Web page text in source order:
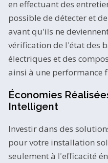
en effectuant des
possible de détecter et
avant qu'ils ne
vérification de l'état des
électriques et des
ainsi à une performance
Économies
Intelligent
Investir dans des
pour votre installation
seulement à l'efficacité